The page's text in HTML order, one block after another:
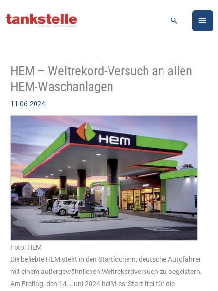
Inhalt
Suchen
HEM – Weltrekord-Versuch an allen
HEM-Waschanlagen
11-06-2024
Foto: HEM
Die beliebte HEM steht in den Startlöchern, deutsche Autofahrer
mit einem außergewöhnlichen Weltrekordversuch zu begeistern.
Am Freitag, den 14. Juni 2024 heißt es: Start frei für die